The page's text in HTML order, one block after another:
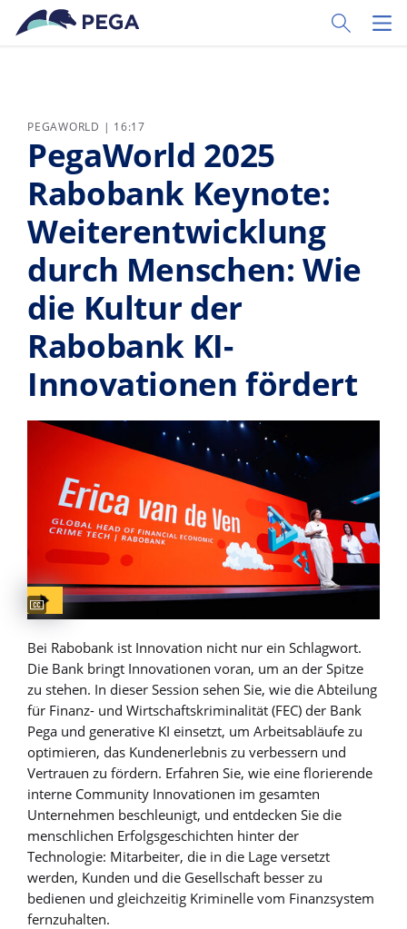
Zum Hauptinhalt wechseln
Toggle
PEGAWORLD | 16:17
PegaWorld 2025
Rabobank Keynote:
Weiterentwicklung
durch Menschen: Wie
die Kultur der
Rabobank KI-
Innovationen fördert
Captions available
Bei Rabobank ist Innovation nicht nur ein Schlagwort.
Die Bank bringt Innovationen voran, um an der Spitze
zu stehen. In dieser Session sehen Sie, wie die Abteilung
für Finanz- und Wirtschaftskriminalität (FEC) der Bank
Pega und generative KI einsetzt, um Arbeitsabläufe zu
optimieren, das Kundenerlebnis zu verbessern und
Vertrauen zu fördern. Erfahren Sie, wie eine florierende
interne Community Innovationen im gesamten
Unternehmen beschleunigt, und entdecken Sie die
menschlichen Erfolgsgeschichten hinter der
Technologie: Mitarbeiter, die in die Lage versetzt
werden, Kunden und die Gesellschaft besser zu
bedienen und gleichzeitig Kriminelle vom Finanzsystem
fernzuhalten.